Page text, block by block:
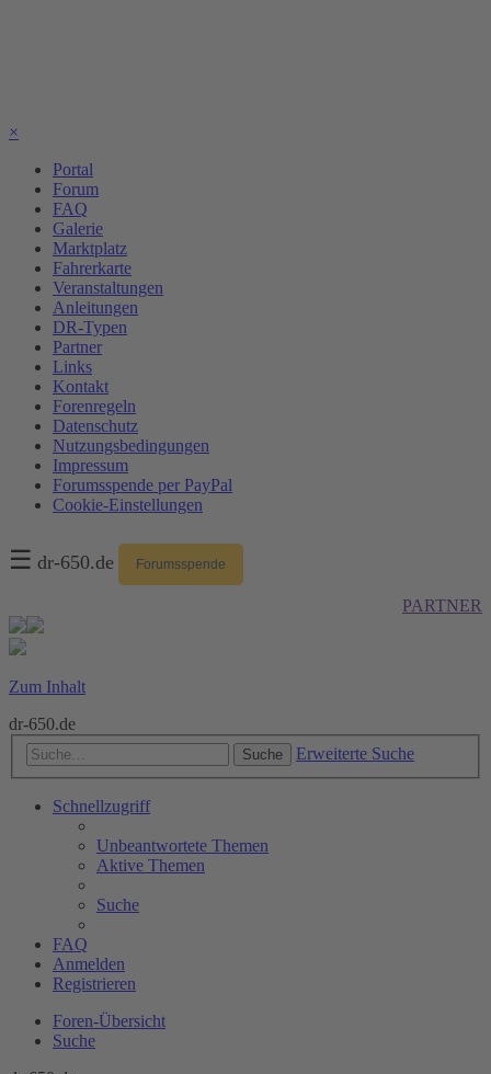
×
Portal
Forum
FAQ
Galerie
Marktplatz
Fahrerkarte
Veranstaltungen
Anleitungen
DR-Typen
Partner
Links
Kontakt
Forenregeln
Datenschutz
Nutzungsbedingungen
Impressum
Forumsspende per PayPal
Cookie-Einstellungen
☰ dr-650.de Forumsspende
PARTNER
Zum Inhalt
dr-650.de
Suche Erweiterte Suche
Schnellzugriff
Unbeantwortete Themen
Aktive Themen
Suche
FAQ
Anmelden
Registrieren
Foren-Übersicht
Suche